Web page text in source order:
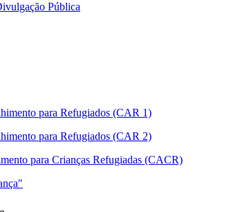
Pública
para Refugiados (CAR 1)
para Refugiados (CAR 2)
para Crianças Refugiadas (CACR)